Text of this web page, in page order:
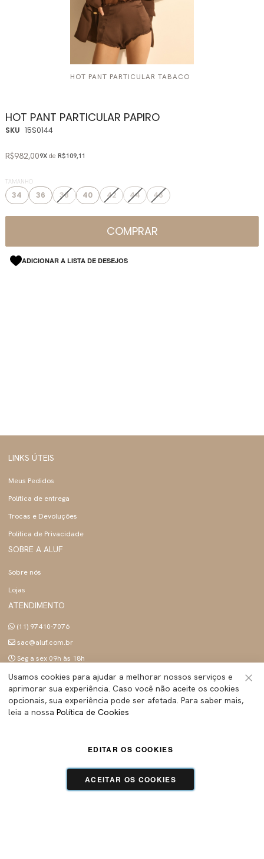
HOT PANT PARTICULAR TABACO
HOT PANT PARTICULAR PAPIRO
SKU 15S0144
R$982,009X de R$109,11
TAMANHO
34 36 38 40 42 44 46
COMPRAR
ADICIONAR A LISTA DE DESEJOS
LINKS ÚTEIS
Meus Pedidos
Política de entrega
Trocas e Devoluções
Politica de Privacidade
SOBRE A ALUF
Sobre nós
Lojas
ATENDIMENTO
(11) 97410-7076
sac@aluf.com.br
Seg a sex 09h às 18h
SIGA A ALUF
Usamos cookies para ajudar a melhorar nossos serviços e
aprimorar sua experiência. Caso você não aceite os cookies
opcionais, sua experiência pode ser afetada. Para saber mais,
leia a nossa Política de Cookies
ACEITAR OS COOKIES
EDITAR OS COOKIES